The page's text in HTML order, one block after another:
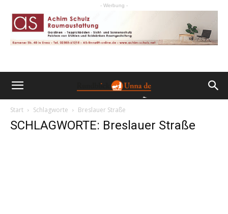
- Werbung -
Start Schlagworte Breslauer Straße
SCHLAGWORTE: Breslauer Straße